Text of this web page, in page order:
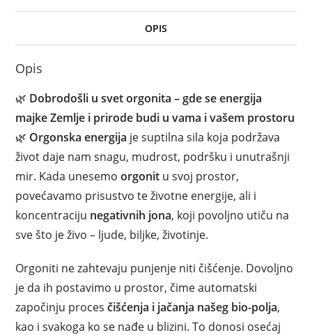
OPIS
Opis
🌿 Dobrodošli u svet orgonita – gde se energija
majke Zemlje i prirode budi u vama i vašem prostoru
🌿 Orgonska energija je suptilna sila koja podržava
život daje nam snagu, mudrost, podršku i unutrašnji
mir. Kada unesemoorgonit u svoj prostor,
povećavamo prisustvo te životne energije, ali i
koncentraciju negativnih jona, koji povoljno utiču na
sve što je živo – ljude, biljke, životinje.
Orgoniti ne zahtevaju punjenje niti čišćenje. Dovoljno
je da ih postavimo u prostor, čime automatski
započinju procesčišćenja i jačanja našeg bio-polja,
kao i svakoga ko se nađe u blizini. To donosi osećaj